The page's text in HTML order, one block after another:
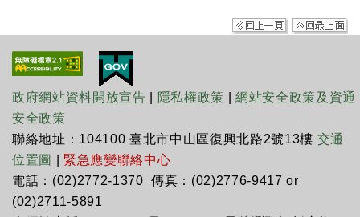
政府網站資料開放宣告 隱私權政策 |網站安全政策及資通
安全政策
聯絡地址：104100 臺北市中山區復興北路2號13樓 交通
位置圖
緊急應變聯絡中心
電話：(02)2772-1370 傳真：(02)2776-9417 or
(02)2711-5891